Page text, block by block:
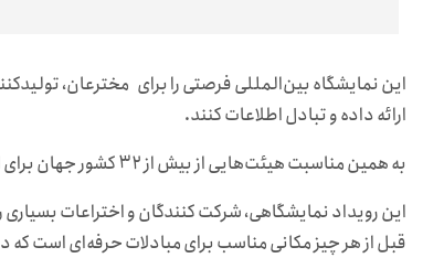
این نمایشگاه بین‌المللی فرصتی را برای مخترعان،
ارائه داده و تبادل اطلاعات کنند.
به همین مناسبت هیئت‌هایی از بیش از ۳۲ کشور جهان برای ارائه اختراعات و ایده‌های جدید خود به دبی می‌آیند.
این رویداد نمایشگاهی، شرکت کنندگان و اختراعات
قبل از هر چیز مکانی مناسب برای مبادلات حرفه‌ای است